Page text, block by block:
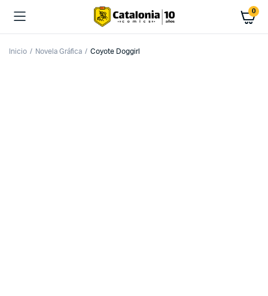
0
Inicio Novela Gráfica Coyote Doggirl